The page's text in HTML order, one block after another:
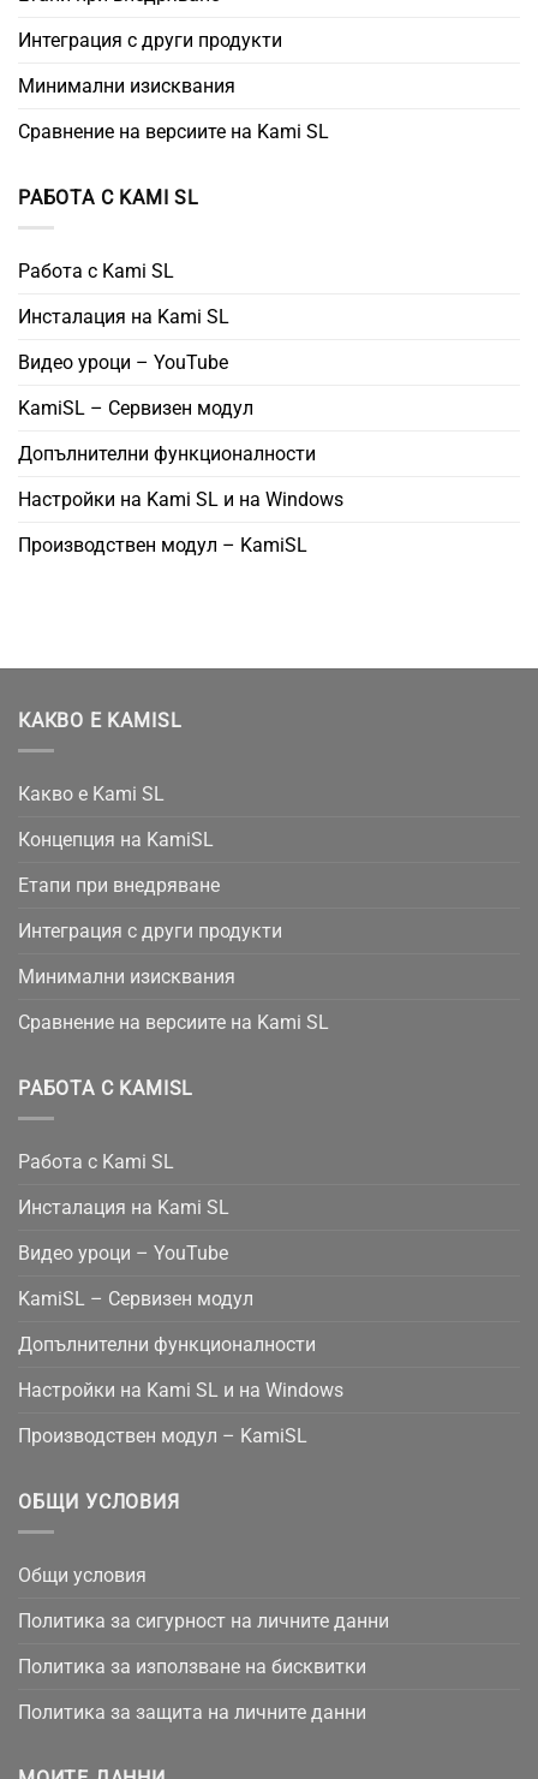
Интеграция с други продукти
Минимални изисквания
Сравнение на версиите на Kami SL
РАБОТА С KAMI SL
Работа с Kami SL
Инсталация на Kami SL
Видео уроци – YouTube
KamiSL – Сервизен модул
Допълнителни функционалности
Настройки на Kami SL и на Windows
Производствен модул – KamiSL
КАКВО Е KAMISL
Какво е Kami SL
Концепция на KamiSL
Етапи при внедряване
Интеграция с други продукти
Минимални изисквания
Сравнение на версиите на Kami SL
РАБОТА С KAMISL
Работа с Kami SL
Инсталация на Kami SL
Видео уроци – YouTube
KamiSL – Сервизен модул
Допълнителни функционалности
Настройки на Kami SL и на Windows
Производствен модул – KamiSL
ОБЩИ УСЛОВИЯ
Общи условия
Политика за сигурност на личните данни
Политика за използване на бисквитки
Политика за защита на личните данни